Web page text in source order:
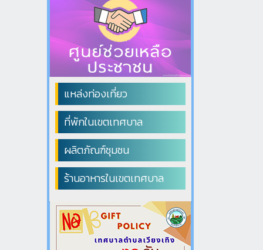
แหล่งท่องเที่ยว
ที่พักในเขตเทศบาล
ผลิตภัณฑ์ชุมชน
ร้านอาหารในเขตเทศบาล